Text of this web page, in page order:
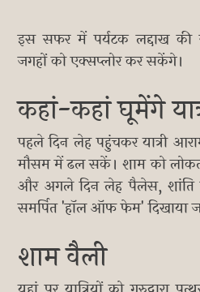
इस सफर में पर्यटक लद्दाख
जगहों को एक्सप्लोर कर सकेंगे।
कहां-कहां घूमेंगे
पहले दिन लेह पहुंचकर यात्री
मौसम में ढल सकें। शाम को
और अगले दिन लेह पैलेस, शांति
समर्पित 'हॉल ऑफ फेम' दिखाया
शाम वैली